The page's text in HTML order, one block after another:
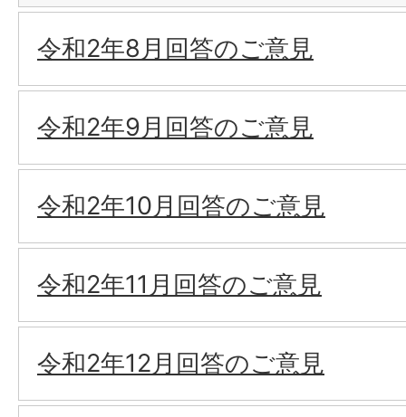
令和2年8月回答のご意見
令和2年9月回答のご意見
令和2年10月回答のご意見
令和2年11月回答のご意見
令和2年12月回答のご意見